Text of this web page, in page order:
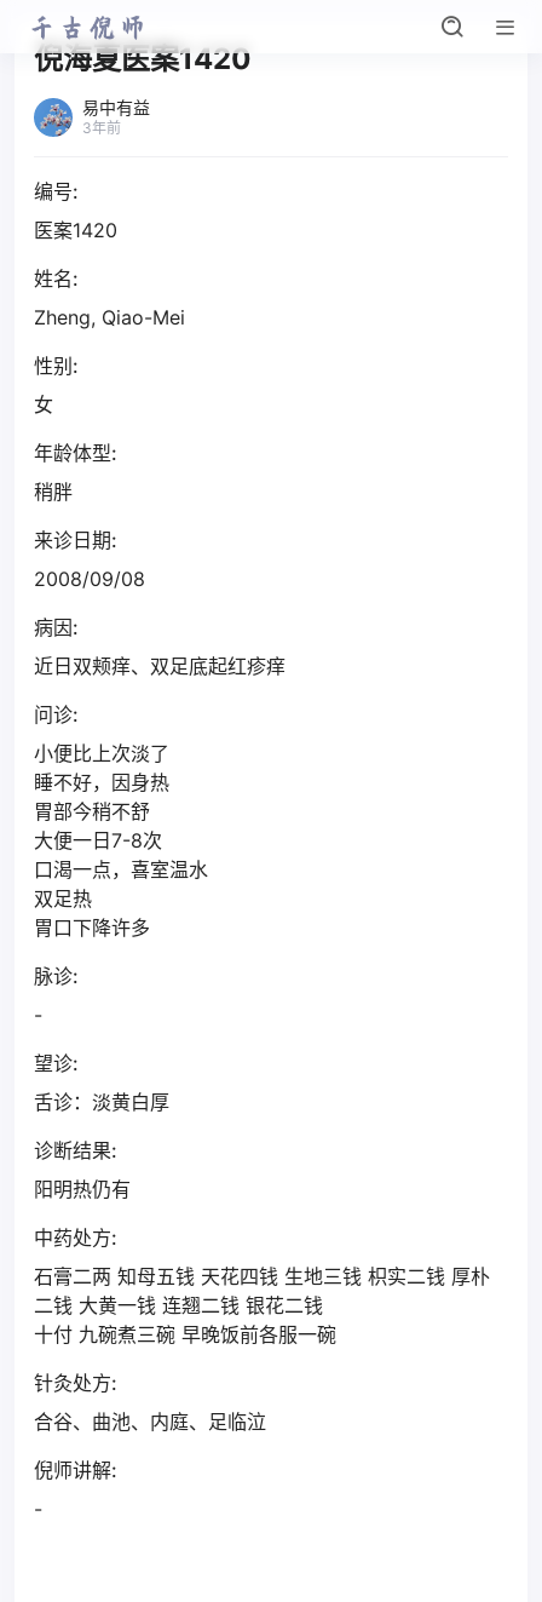
倪海夏医案1420
易中有益
3年前
编号:
医案1420
姓名:
Zheng, Qiao-Mei
性别:
女
年龄体型:
稍胖
来诊日期:
2008/09/08
病因:
近日双颊痒、双足底起红疹痒
问诊:
小便比上次淡了
睡不好，因身热
胃部今稍不舒
大便一日7-8次
口渴一点，喜室温水
双足热
胃口下降许多
脉诊:
-
望诊:
舌诊：淡黄白厚
诊断结果:
阳明热仍有
中药处方:
石膏二两 知母五钱 天花四钱 生地三钱 枳实二钱 厚朴
二钱 大黄一钱 连翘二钱 银花二钱
十付 九碗煮三碗 早晚饭前各服一碗
针灸处方:
合谷、曲池、内庭、足临泣
倪师讲解:
-